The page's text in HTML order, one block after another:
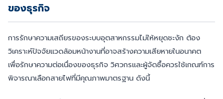
ของธุรกิจ
การรักษาความเสถียรของระบบอุตสาหกรรมไม่ให้หยุดชะงัก ต้อง
วิเคราะห์ปัจจัยแวดล้อมหน้างานที่อาจสร้างความเสียหายในอนาคต
เพื่อรักษาความต่อเนื่องของธุรกิจ วิศวกรและผู้จัดซื้อควรใช้เกณฑ์การ
พิจารณาเลือกสายไฟที่มีคุณภาพมาตรฐาน ดังนี้